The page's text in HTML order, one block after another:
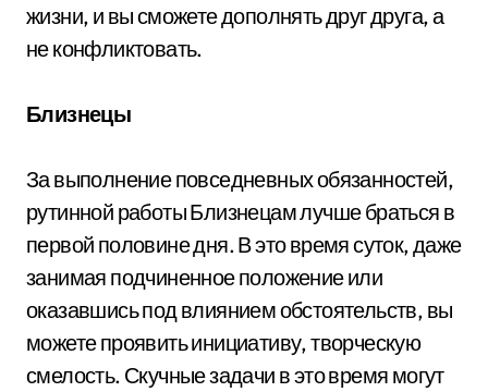
жизни, и вы сможете дополнять друг друга, а
не конфликтовать.
Близнецы
За выполнение повседневных обязанностей,
рутинной работы Близнецам лучше браться в
первой половине дня. В это время суток, даже
занимая подчиненное положение или
оказавшись под влиянием обстоятельств, вы
можете проявить инициативу, творческую
смелость. Скучные задачи в это время могут